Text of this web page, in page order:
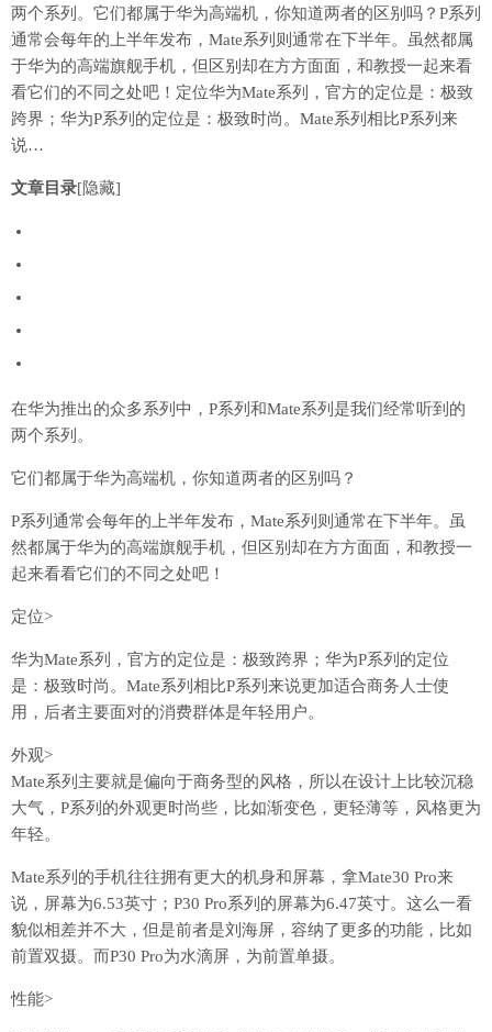
两个系列。它们都属于华为高端机，你知道两者的区别吗？P系列
通常会每年的上半年发布，Mate系列则通常在下半年。虽然都属
于华为的高端旗舰手机，但区别却在方方面面，和教授一起来看
看它们的不同之处吧！定位华为Mate系列，官方的定位是：极致
跨界；华为P系列的定位是：极致时尚。Mate系列相比P系列来
说…
文章目录[隐藏]
在华为推出的众多系列中，P系列和Mate系列是我们经常听到的
两个系列。
它们都属于华为高端机，你知道两者的区别吗？
P系列通常会每年的上半年发布，Mate系列则通常在下半年。虽
然都属于华为的高端旗舰手机，但区别却在方方面面，和教授一
起来看看它们的不同之处吧！
定位>
华为Mate系列，官方的定位是：极致跨界；华为P系列的定位
是：极致时尚。Mate系列相比P系列来说更加适合商务人士使
用，后者主要面对的消费群体是年轻用户。
外观>
Mate系列主要就是偏向于商务型的风格，所以在设计上比较沉稳
大气，P系列的外观更时尚些，比如渐变色，更轻薄等，风格更为
年轻。
Mate系列的手机往往拥有更大的机身和屏幕，拿Mate30 Pro来
说，屏幕为6.53英寸；P30 Pro系列的屏幕为6.47英寸。这么一看
貌似相差并不大，但是前者是刘海屏，容纳了更多的功能，比如
前置双摄。而P30 Pro为水滴屏，为前置单摄。
性能>